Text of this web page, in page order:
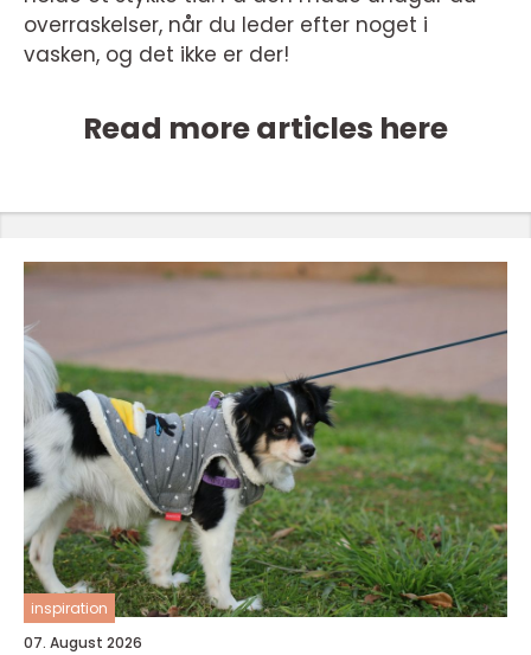
overraskelser, når du leder efter noget i
vasken, og det ikke er der!
Read more articles here
inspiration
07. August 2026